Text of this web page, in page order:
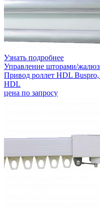
Узнать подробнее
Управление шторами/
Привод роллет HDL
HDL
цена по запросу